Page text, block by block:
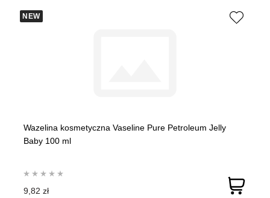
NEW
Wazelina kosmetyczna Vaseline Pure Petroleum Jelly
Baby 100 ml
9,82 zł